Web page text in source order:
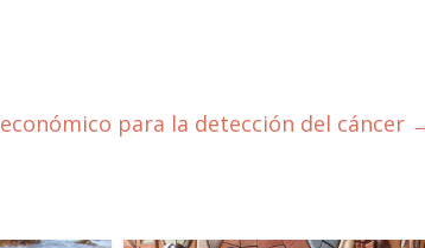
para la detección del cáncer